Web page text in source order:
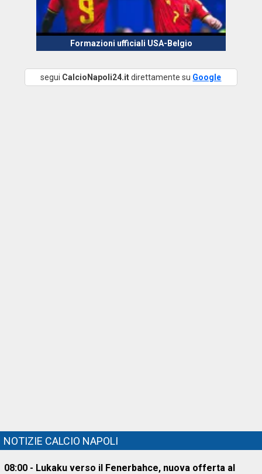
Formazioni ufficiali USA-Belgio
segui CalcioNapoli24.itdirettamente su Google
NOTIZIE CALCIO NAPOLI
08:00 - Lukaku verso il Fenerbahce, nuova offerta al